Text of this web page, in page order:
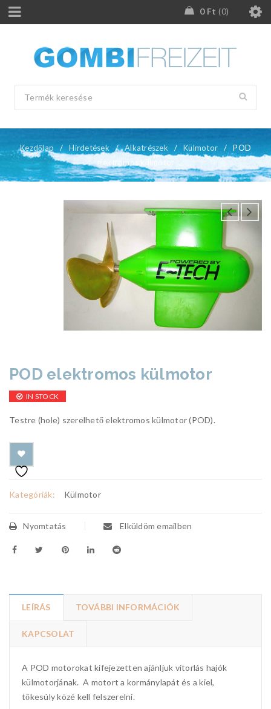
0 Ft 0
Kezdőlap / Hirdetések / Alkatrészek / Külmotor /
POD
elektromos külmotor
POD elektromos külmotor
IN STOCK
Testre (hole) szerelhető elektromos külmotor (POD).
Kategóriák: Külmotor
Nyomtatás Elküldöm emailben
LEÍRÁS TOVÁBBI INFORMÁCIÓK
KAPCSOLAT
A POD motorokat kifejezetten ajánljuk vitorlás hajók
külmotorjának. A motort a kormánylapát és a kiel,
tőkesúly közé kell felszerelni.